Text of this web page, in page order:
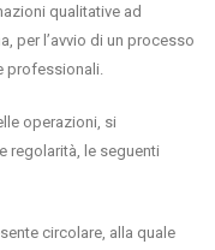
qualitative ad
per l’avvio di un processo
professionali.
operazioni, si
regolarità, le seguenti
circolare, alla quale